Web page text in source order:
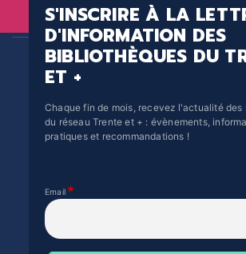
S'INSCRIRE À LA
D'INFORMATION DES
BIBLIOTHÈQUES DU
ET +
Chaque fin de mois, recevez l'actualité des
du réseau Trente et + : évènements,
pratiques et recommandations !
Email